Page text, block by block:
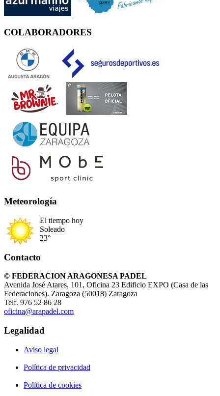
COLABORADORES
Meteorología
El tiempo hoy
Soleado
23°
Contacto
© FEDERACION ARAGONESA PADEL
Avenida José Atares, 101, Oficina 23 Edificio EXPO (Casa de las
Federaciones). Zaragoza (50018) Zaragoza
Telf. 976 52 86 28
oficina@arapadel.com
Legalidad
Aviso legal
Política de privacidad
Política de cookies